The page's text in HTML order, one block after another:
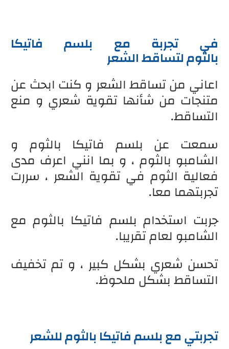
في تجربة مع بلسم فاتيكا
بالثوم لتساقط الشعر
اعاني من تساقط الشعر و كنت ابحث عن
متنجات من شأنها تقوية شعري و منع
التساقط.
سمعت عن بلسم فاتيكا بالثوم و
الشامبو بالثوم ، و بما انني اعرف مدى
فعالية الثوم في تقوية الشعر ، سررت
تجربتهما معا.
جربت استخدام بلسم فاتيكا بالثوم مع
الشامبو لعام تقريبا.
تحسن شعري بشكل كبير ، و تم تخفيف
التساقط بشكل ملحوظ.
تجربتي مع بلسم فاتيكا بالثوم للشعر